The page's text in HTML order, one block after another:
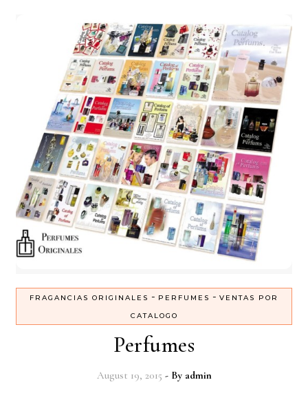
FRAGANCIAS ORIGINALES - PERFUMES - VENTAS POR
CATALOGO
Perfumes
August 19, 2015 - By admin